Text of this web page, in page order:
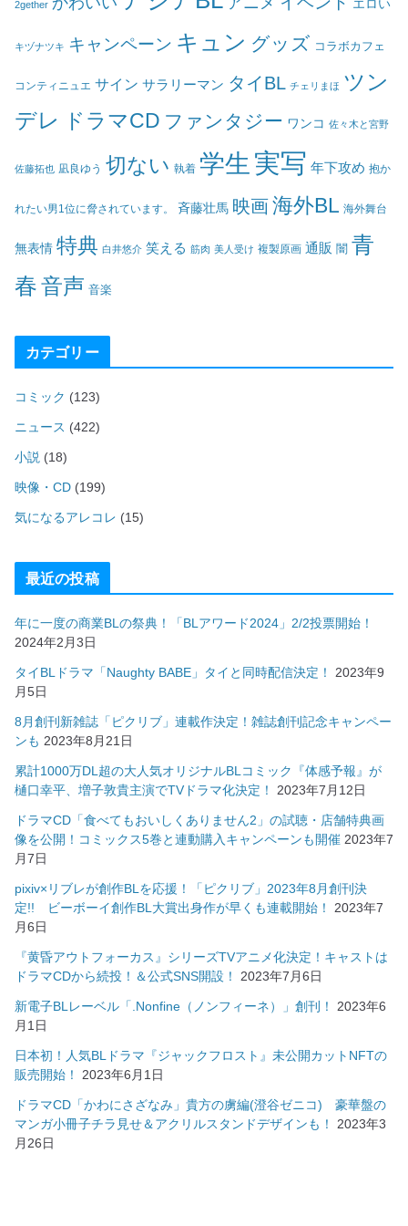
2gether エロい
キヅナツキ キャンペーン キュン グッズ コラボカフェ
コンティニュエ サイン サラリーマン タイBL チェリまほ ツン
デレ ドラマCD ファンタジー ワンコ 佐々木と宮野
佐藤拓也 凪良ゆう 切ない 執着 学生 実写 年下攻め 抱か
れたい男1位に脅されています。 斉藤壮馬 映画海外BL 海外舞台
無表情 特典 白井悠介 笑える 筋肉 美人受け 複製原画 通販 闇 青
春音声 音楽
カテゴリー
コミック (123)
ニュース (422)
小説 (18)
映像・CD (199)
気になるアレコレ (15)
最近の投稿
年に一度の商業BLの祭典！「BLアワード2024」2/2投票開始！
2024年2月3日
タイBLドラマ「Naughty BABE」タイと同時配信決定！
2023年9
月5日
8月創刊新雑誌「ピクリブ」連載作決定！雑誌創刊記念キャンペー
ンも 2023年8月21日
累計1000万DL超の大人気オリジナルBLコミック『体感予報』が
樋口幸平、増子敦貴主演でTVドラマ化決定！
2023年7月12日
ドラマCD「食べてもおいしくありません2」の試聴・店舗特典画
像を公開！コミックス5巻と連動購入キャンペーンも開催 2023年7
月7日
pixiv×リブレが創作BLを応援！「ピクリブ」2023年8月創刊決
定!! ビーボーイ創作BL大賞出身作が早くも連載開始！
2023年7
月6日
『黄昏アウトフォーカス』シリーズTVアニメ化決定！キャストは
ドラマCDから続投！＆公式SNS開設！
2023年7月6日
新電子BLレーベル「.Nonfine（ノンフィーネ）」創刊！
2023年6
月1日
日本初！人気BLドラマ『ジャックフロスト』未公開カットNFTの
販売開始！
2023年6月1日
ドラマCD「かわにさざなみ」貴方の虜編(澄谷ゼニコ) 豪華盤の
マンガ小冊子チラ見せ＆アクリルスタンドデザインも！
2023年3
月26日